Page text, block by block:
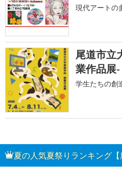
現代アートの
尾道市
業作品展-
学生たちの創
夏の人気夏祭りランキング【